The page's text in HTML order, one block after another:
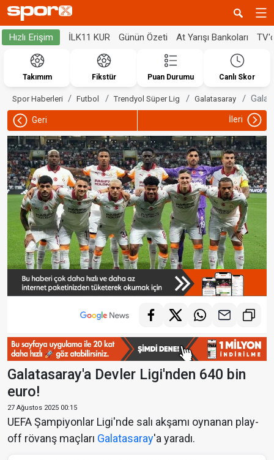
Hızlı Erişim İLK11 KUR Günün Özeti At Yarışı Bankoları
Takımım Fikstür Puan Durumu Canlı Skor
Spor Haberleri Futbol Trendyol Süper Lig Galatasaray
Geri İleri
Galatasaray'a Devler Ligi'nden 640 bin
euro!
27 Ağustos 2025 00:15
UEFA Şampiyonlar Ligi'nde salı akşamı oynanan play-
off rövanş maçları Galatasaray'a yaradı.